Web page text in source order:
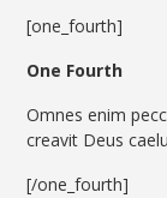
[one_fourth]
One Fourth
Omnes enim
creavit Deus
[/one_fourth]